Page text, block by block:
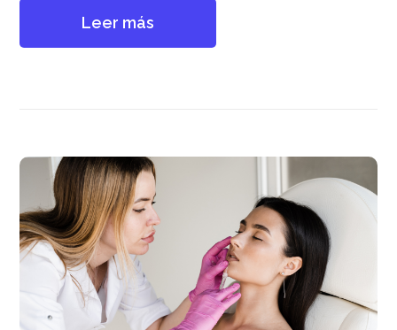
Leer más